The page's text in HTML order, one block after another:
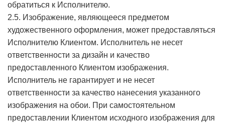
обратиться к Исполнителю.
2.5. Изображение, являющееся предметом
художественного оформления, может предоставляться
Исполнителю Клиентом. Исполнитель не несет
ответственности за дизайн и качество
предоставленного Клиентом изображения.
Исполнитель не гарантирует и не несет
ответственности за качество нанесения указанного
изображения на обои. При самостоятельном
предоставлении Клиентом исходного изображения для